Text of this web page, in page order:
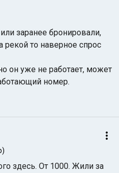
заранее бронировали,
то наверное спрос
он уже не работает, может
номер.
здесь. От 1000. Жили за